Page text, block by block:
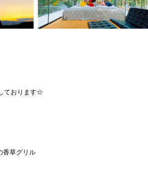
ております☆
香草グリル